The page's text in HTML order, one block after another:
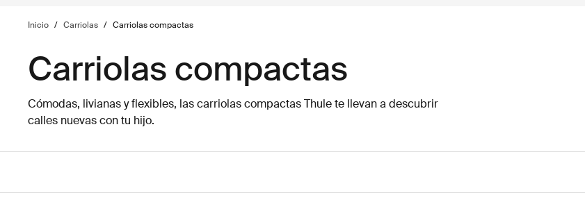
Inicio / Carriolas / Carriolas compactas
Carriolas compactas
Cómodas, livianas y flexibles, las carriolas compactas Thule te llevan a descubrir
calles nuevas con tu hijo.